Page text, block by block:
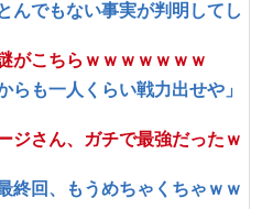
んでもない事実が判明してし
がこちらｗｗｗｗｗｗｗ
らも一人くらい戦力出せや」
ジさん、ガチで最強だったｗ
終回、もうめちゃくちゃｗｗ